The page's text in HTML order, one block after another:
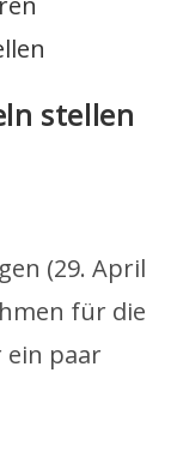
stellen
(29. April
für die
ein paar